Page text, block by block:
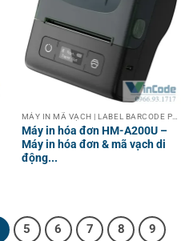
Máy in hóa đơn HM-A200U –
Máy in hóa đơn & mã vạch di
động...
5 6 7 8 9